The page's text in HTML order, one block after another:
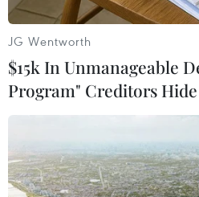
TIN LIÊN QUAN
JG Wentworth
$15k In Unmanageable
Program" Creditors